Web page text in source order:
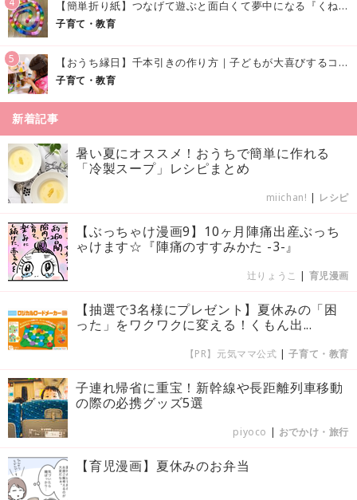
【簡単折り紙】つなげて遊ぶと面白くて夢中になる『くねくねへびさんの作り方』
子育て・教育
5 【おうち縁日】千本引きの作り方｜子どもが大喜びするコツやアイデア♪
子育て・教育
新着記事
暑い夏にオススメ！おうちで簡単に作れる
「冷製スープ」レシピまとめ
miichan! | レシピ
【ぶっちゃけ漫画9】10ヶ月陣痛出産ぶっち
ゃけます☆『陣痛のすすみかた -3-』
辻りょうこ | 育児漫画
【抽選で3名様にプレゼント】夏休みの「困
った」をワクワクに変える！くもん出...
【PR】元気ママ公式 |子育て・教育
子連れ帰省に重宝！新幹線や長距離列車移動
の際の必携グッズ5選
piyoco | おでかけ・旅行
【育児漫画】夏休みのお弁当